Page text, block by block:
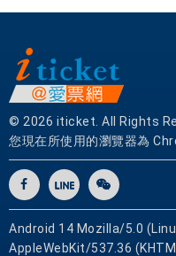
© 2026 iticket. All Rights
您現在所使用的瀏覽器為
Android 14 Mozilla/5.0
AppleWebKit/537.36